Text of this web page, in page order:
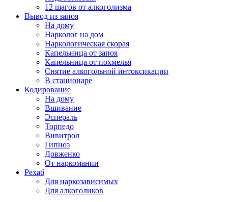
12 шагов от алкоголизма
Вывод из запоя
На дому
Нарколог на дом
Наркологическая скорая
Капельница от запоя
Капельница от похмелья
Снятие алкогольной интоксикации
В стационаре
Кодирование
На дому
Вшивание
Эспераль
Торпедо
Вивитрол
Гипноз
Довженко
От наркомании
Рехаб
Для наркозависимых
Для алкоголиков